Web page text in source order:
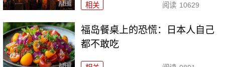
相关 阅读 10629
福岛餐桌上的恐慌：日本人自己
都不敢吃